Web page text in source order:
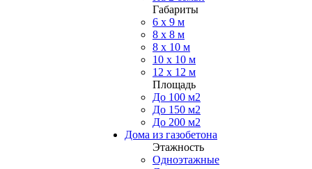
Габариты
6 x 9 м
8 x 8 м
8 x 10 м
10 x 10 м
12 x 12 м
Площадь
До 100 м2
До 150 м2
До 200 м2
Дома из газобетона
Этажность
Одноэтажные